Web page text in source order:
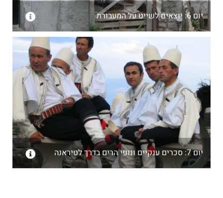
יום 6: יוצאים לשייט על המעבורת
יום 7: סכרים ענקיים ונופי הרים בדרך לטיראנה